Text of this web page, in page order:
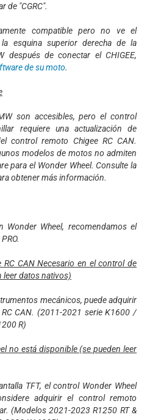
de "CGRC".
compatible pero no ve el
la esquina superior derecha de la
después de conectar el CHIGEE,
de su moto.
son accesibles, pero el control
requiere una actualización de
control remoto Chigee RC CAN.
modelos de motos no admiten
para el Wonder Wheel. Consulte la
obtener más información.
Wonder Wheel, recomendamos el
CAN Necesario en el control de
leer datos nativos)
mecánicos, puede adquirir
CAN. (2011-2021 serie K1600 /
R)
no está disponible (se pueden leer
TFT, el control Wonder Wheel
adquirir el control remoto
(Modelos 2021-2023 R1250 RT &